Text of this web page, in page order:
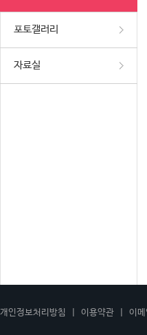
포토갤러리
자료실
개인정보처리방침 이용약관 이